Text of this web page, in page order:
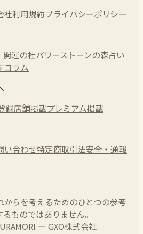
社利用規約プライバシーポリシー
開運の杜パワーストーンの森占い
コラム
録店舗掲載プレミアム掲載
い合わせ特定商取引法安全・通報
からを考えるためのひとつの参考
ものではありません。
— GXO株式会社